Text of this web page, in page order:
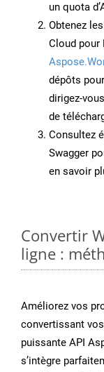
un quota
Obtenez
Cloud pour
dépôts
dirigez-
de
Consultez
Swagger
en savoir
Convertir
ligne :
Améliorez vos
convertissant
puissante API
s’intègre